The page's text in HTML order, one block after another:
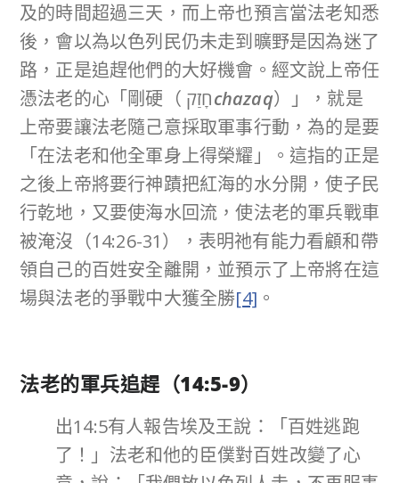
及的時間超過三天，而上帝也預言當法老知悉
後，會以為以色列民仍未走到曠野是因為迷了
路，正是追趕他們的大好機會。經文說上帝任
憑法老的心「剛硬（ חָזַקchazaq）」，就是
上帝要讓法老隨己意採取軍事行動，為的是要
「在法老和他全軍身上得榮耀」。這指的正是
之後上帝將要行神蹟把紅海的水分開，使子民
行乾地，又要使海水回流，使法老的軍兵戰車
被淹沒（14:26-31），表明祂有能力看顧和帶
領自己的百姓安全離開，並預示了上帝將在這
場與法老的爭戰中大獲全勝[4] 。
法老的軍兵追趕（14:5-9）
出14:5有人報告埃及王說：「百姓逃跑
了！」法老和他的臣僕對百姓改變了心